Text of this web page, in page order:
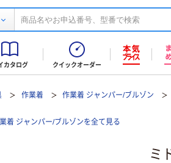
カタログ クイックオーダー
作業着 作業着 ジャンパー/ブルゾン
着 ジャンパー/ブルゾンを全て見る
ミ